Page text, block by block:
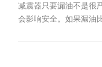
减震器只要漏油不是很
会影响安全。如果漏油